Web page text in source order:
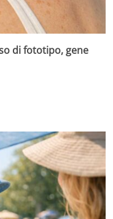
di fototipo, gene